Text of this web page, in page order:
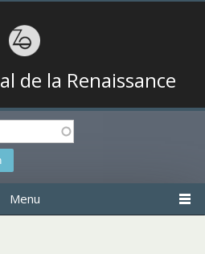
de la Renaissance
Menu